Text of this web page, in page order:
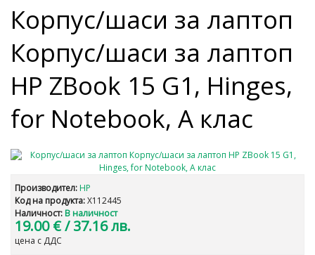
Корпус/шаси за лаптоп
Корпус/шаси за лаптоп
HP ZBook 15 G1, Hinges,
for Notebook, A клас
Производител: HP
Код на продукта:X112445
Наличност: В наличност
19.00 €/ 37.16 лв.
цена с ДДС